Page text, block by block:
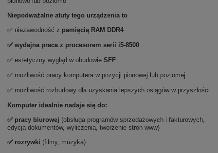
Niepodważalne atuty tego urządzenia to
✅ niezawodność z pamięcią RAM DDR4
✅ wydajna praca z procesorem serii i5-8500
✅ estetyczny wygląd w obudowie SFF
✅ możliwość pracy komputera w pozycji pionowej lub poziomej
✅ możliwość rozbudowy dla uzyskania lepszych osiągów w przyszłości
Komputer idealnie nadaje się do:
✅ pracy biurowej (obsługa programów sprzedażowych i fakturowych,
edycja dokumentów, wyliczenia, tworzenie stron www)
✅ rozrywki (filmy, muzyka)